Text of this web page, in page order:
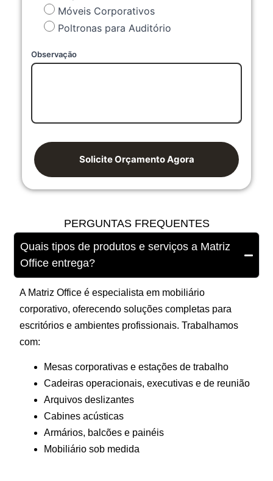
Móveis Corporativos
Poltronas para Auditório
Observação
Solicite Orçamento Agora
PERGUNTAS FREQUENTES
Quais tipos de produtos e serviços a Matriz
Office entrega?
A Matriz Office é especialista em mobiliário
corporativo, oferecendo soluções completas para
escritórios e ambientes profissionais. Trabalhamos
com:
Mesas corporativas e estações de trabalho
Cadeiras operacionais, executivas e de reunião
Arquivos deslizantes
Cabines acústicas
Armários, balcões e painéis
Mobiliário sob medida